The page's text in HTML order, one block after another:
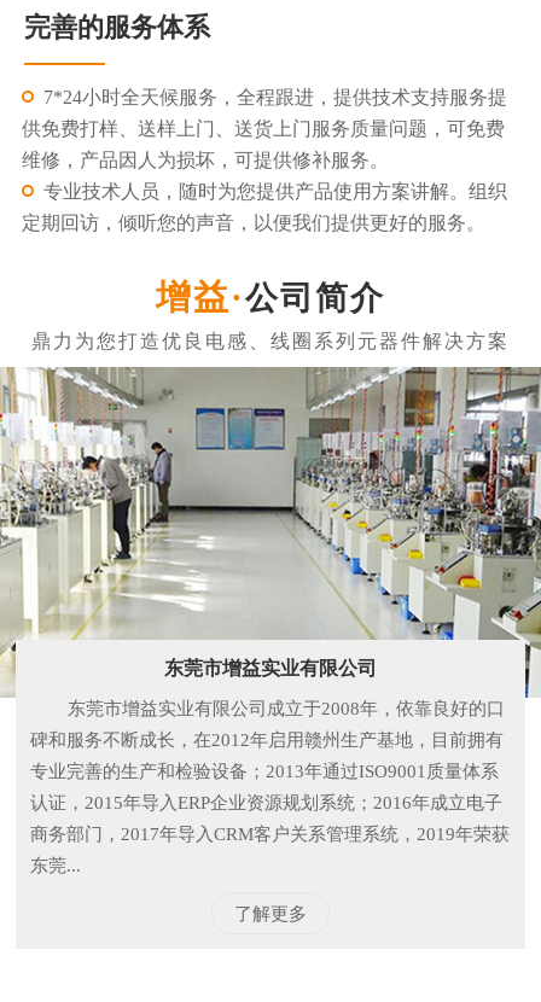
完善的服务体系
7*24小时全天候服务，全程跟进，提供技术支持服务提
供免费打样、送样上门、送货上门服务质量问题，可免费
维修，产品因人为损坏，可提供修补服务。
专业技术人员，随时为您提供产品使用方案讲解。组织
定期回访，倾听您的声音，以便我们提供更好的服务。
公司简介
东莞市增益实业有限公司
东莞市增益实业有限公司成立于2008年，依靠良好的口
碑和服务不断成长，在2012年启用赣州生产基地，目前拥有
专业完善的生产和检验设备；2013年通过ISO9001质量体系
认证，2015年导入ERP企业资源规划系统；2016年成立电子
商务部门，2017年导入CRM客户关系管理系统，2019年荣获
东莞...
了解更多